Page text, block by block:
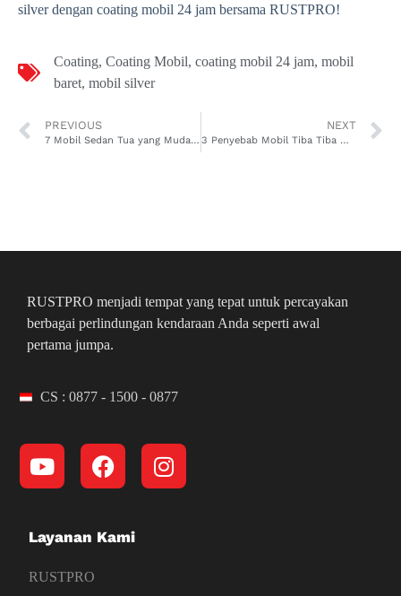
silver dengan coating mobil 24 jam bersama RUSTPRO!
Coating, Coating Mobil, coating mobil 24 jam, mobil
baret, mobil silver
PREVIOUS
7 Mobil Sedan Tua yang Mudah Perawatannya
NEXT
3 Penyebab Mobil Tiba Tiba Mati saat Dipanaskan
RUSTPRO menjadi tempat yang tepat untuk percayakan
berbagai perlindungan kendaraan Anda seperti awal
pertama jumpa.
CS : 0877 - 1500 - 0877
Layanan Kami
RUSTPRO